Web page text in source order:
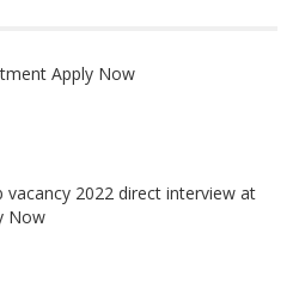
Apply Now
vacancy 2022 direct interview at
Now